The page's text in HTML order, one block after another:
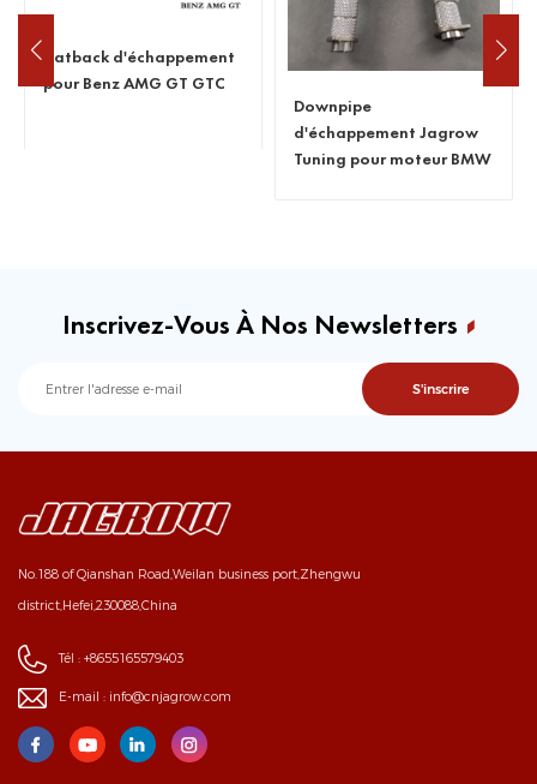
Catback d'échappement
Jagrow Tuning pour BMW
M850i G15
Inscrivez-Vous À Nos Newsletters
No.188 of Qianshan Road,Weilan business port,Zhengwu
district,Hefei,230088,China
Tél : +8655165579403
E-mail : info@cnjagrow.com